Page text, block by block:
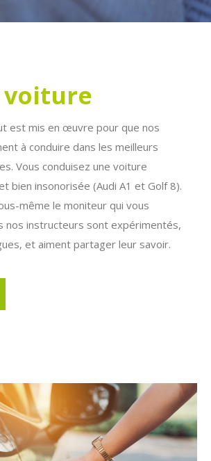
voiture
est mis en œuvre pour que nos
à conduire dans les meilleurs
Vous conduisez une voiture
bien insonorisée (Audi A1 et Golf 8).
même le moniteur qui vous
nos instructeurs sont expérimentés,
et aiment partager leur savoir.